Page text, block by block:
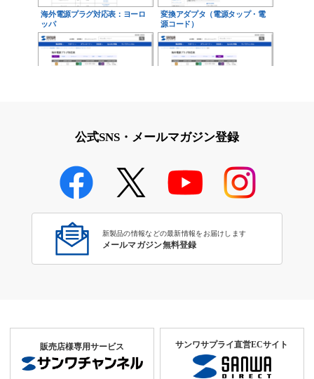
海外電源プラグ対応表：ヨーロ
ッパ
変換アダプタ（電源タップ・電
源コード）
海外電源プラグ対応表：中近東
公式SNS・メールマガジン登録
新製品の情報などの最新情報をお届けします
メールマガジン無料登録
販売店様専用サービス サンワサプライ直営ECサイト